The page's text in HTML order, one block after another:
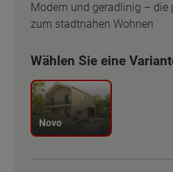
Modern und geradlinig – die
zum stadtnahen Wohnen
Wählen Sie eine
Novo